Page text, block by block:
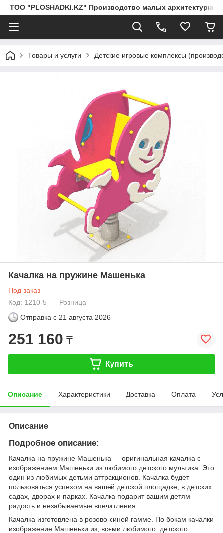
ТОО "PLOSHADKI.KZ" Производство малых
Товары и услуги Детские игровые комплексы
Качалка на пружине Машенька
Под заказ
Код: 1210-5
Розница
Отправка с 21 августа 2026
251 160 ₸
Купить
Описание Характеристики Доставка Оплата
Описание
Подробное описание:
Качалка на пружине Машенька — оригинальная качалка с
изображением Машеньки из любимого детского мультика. Это
один из любимых детьми аттракционов. Качалка будет
пользоваться успехом на вашей детской площадке, в детских
садах, дворах и парках. Качалка подарит вашим детям
радость и незабываемые впечатления.
Качалка изготовлена в розово-синей гамме. По бокам качалки
изображение Машеньки из, всеми любимого, детского